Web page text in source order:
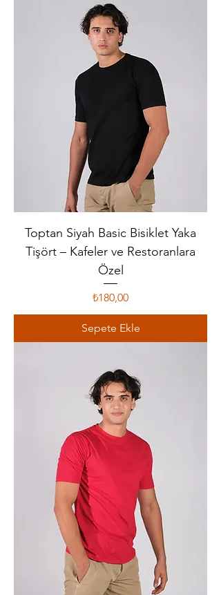
Toptan Siyah Basic Bisiklet Yaka
Tişört – Kafeler ve Restoranlara
Özel
Fiyat
₺180,00
Sepete Ekle